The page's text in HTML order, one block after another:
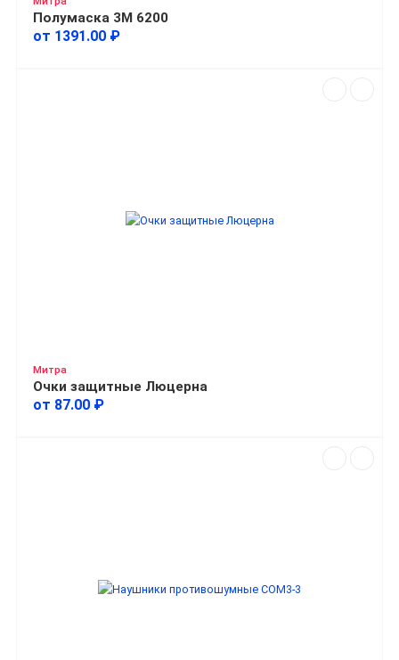
Полумаска 3М 6200
от 1391.00 ₽
Митра
Очки защитные Люцерна
от 87.00 ₽